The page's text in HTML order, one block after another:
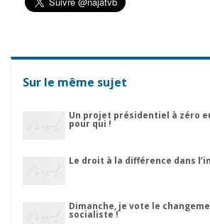
Sur le même sujet
Un projet présidentiel à zéro
pour qui !
Le droit à la différence dans
Dimanche, je vote le
socialiste !